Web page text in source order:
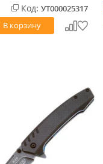
Код: УТ000025317
В корзину